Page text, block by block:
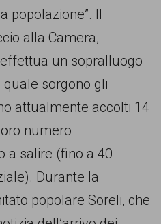
popolazione”. Il
alla Camera,
un sopralluogo
sorgono gli
attualmente accolti 14
numero
a salire (fino a 40
Durante la
popolare Soreli, che